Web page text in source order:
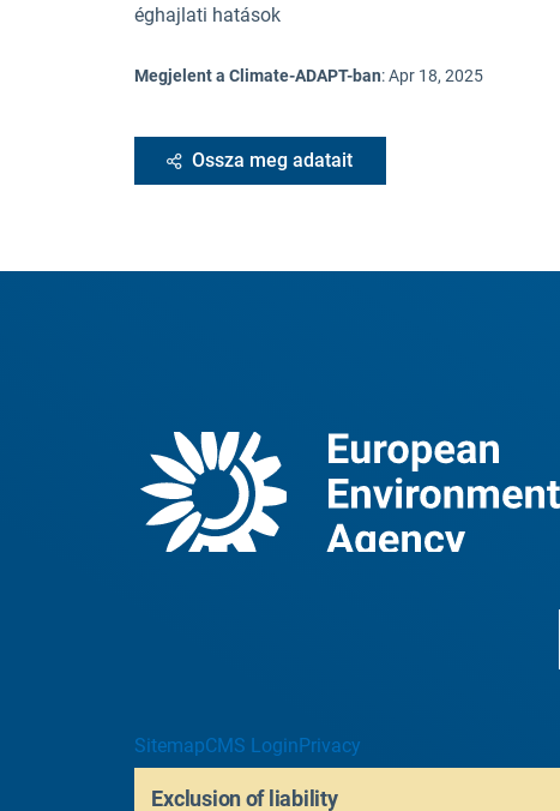
éghajlati hatások
Megjelent a Climate-ADAPT-ban:Apr 18, 2025
Ossza meg adatait
SitemapCMS Login Privacy
Exclusion of liability